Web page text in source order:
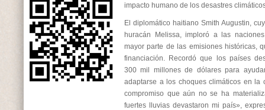
impacto humano de los desastres
El diplomático haitiano Smith Augustin,
huracán Melissa, imploró a las
mayor parte de las emisiones históricas,
financiación. Recordó que los países
300 mil millones de dólares para
adaptarse a los choques climáticos en la
compromiso que aún no se ha
fuertes lluvias devastaron mi país»,